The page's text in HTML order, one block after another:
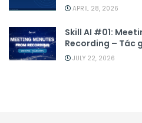
APRIL 28, 2026
Skill AI #01:
Recording – Tác
JULY 22, 2026